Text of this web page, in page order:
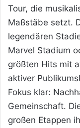
Tour, die
Maßstäbe setzt.
legendären
Marvel Stadium
größten Hits mit
aktiver
Fokus klar:
Gemeinschaft.
großen Etappen